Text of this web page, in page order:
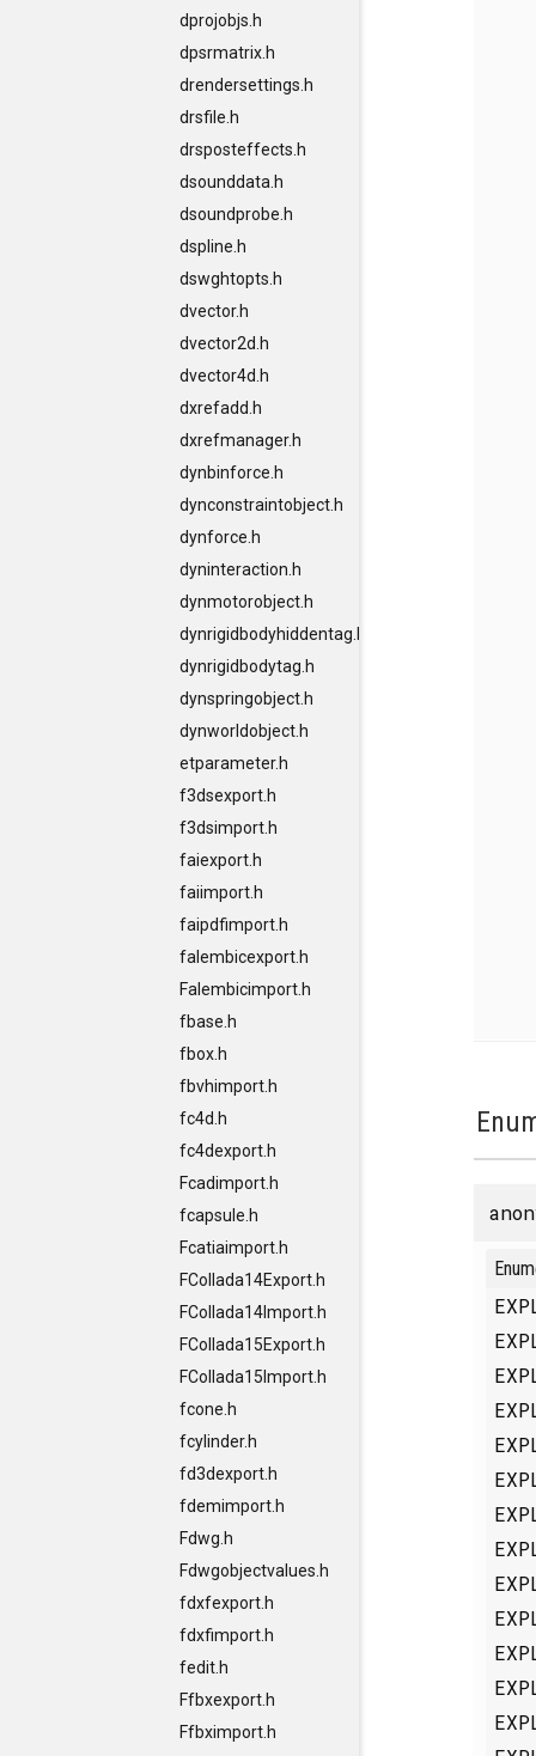
dprojobjs.h
dpsrmatrix.h
drendersettings.h
drsfile.h
drsposteffects.h
dsounddata.h
dsoundprobe.h
dspline.h
dswghtopts.h
dvector.h
dvector2d.h
dvector4d.h
dxrefadd.h
dxrefmanager.h
dynbinforce.h
dynconstraintobject.h
dynforce.h
dyninteraction.h
dynmotorobject.h
dynrigidbodyhiddentag.h
dynrigidbodytag.h
dynspringobject.h
dynworldobject.h
etparameter.h
f3dsexport.h
f3dsimport.h
faiexport.h
faiimport.h
faipdfimport.h
falembicexport.h
Falembicimport.h
fbase.h
fbox.h
fbvhimport.h
fc4d.h
fc4dexport.h
Fcadimport.h
fcapsule.h
Fcatiaimport.h
FCollada14Export.h
FCollada14Import.h
FCollada15Export.h
FCollada15Import.h
fcone.h
fcylinder.h
fd3dexport.h
fdemimport.h
Fdwg.h
Fdwgobjectvalues.h
fdxfexport.h
fdxfimport.h
fedit.h
Ffbxexport.h
Ffbximport.h